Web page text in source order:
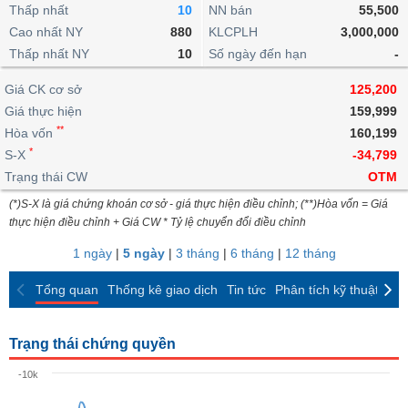
lỗ
dịch
nội
Niên
giám
Tài
liệu
cổ
Định
giá
ngoài
doanh
Top
cổ
phiếu
ngành
giao
dịch
dịch
Chứng
quyền
quan
Thống
giao
dịch
Thống
giao
dịch
Tin
tức
Phân
tích
kỹ
thuật
trực
tuyến
Bộ
lọc
cổ
So
sánh
Báo
cáo
Vĩ
mô
lai
Chứng
quyền
Trái
phiếu
IR
Awards
tạo
Dịch
vụ
Thấp nhất
10
Cao nhất NY
880
Thấp nhất NY
10
NN bán
55,500
KLCPLH
3,000,000
Số ngày đến hạn
-
Giá CK cơ sở
125,200
Giá thực hiện
159,999
Hòa vốn **
160,199
S-X *
-34,799
Trạng thái CW
OTM
(*)S-X là giá chứng khoán cơ sở - giá thực hiện điều chỉnh; (**)Hòa vốn = Giá
thực hiện điều chỉnh + Giá CW * Tỷ lệ chuyển đổi điều chỉnh
1 ngày| 5 ngày| 3 tháng | 6 tháng | 12 tháng
Tổng quan Thống kê giao dịch Tin tức Phân tích kỹ thuật
Trạng thái chứng quyền
-10k
BẤT
ĐỘNG
SẢN
TÀI
CHÍNH
HÀNG
KINH